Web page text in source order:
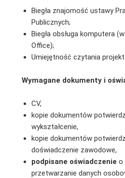
Biegła znajomość ustawy
Publicznych;
Biegła obsługa komputera
Office);
Umiejętność czytania
Wymagane dokumenty i
CV,
kopie dokumentów
wykształcenie,
kopie dokumentów
doświadczenie zawodowe,
podpisane oświadczenie o
przetwarzanie danych